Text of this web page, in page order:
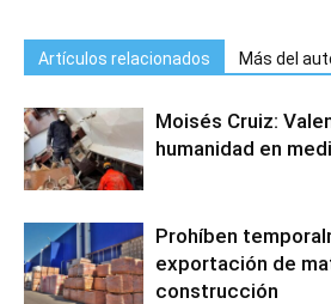
Artículos relacionados Más del
Moisés Cruiz:
humanidad en
Prohíben
exportación de
construcción